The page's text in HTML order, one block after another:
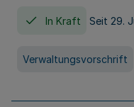
In Kraft Seit 29.
Verwaltungsvorschrift